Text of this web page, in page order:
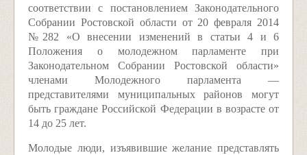
соответствии с постановлением Законодательного
Собрании Ростовской области от 20 февраля 2014
№282 «О внесении изменений в статьи 4 и 6
Положения о молодежном парламенте при
Законодательном Собрании Ростовской области»
членами Молодежного парламента —
представителями муниципальных районов могут
быть граждане Российской Федерации в возрасте от
14 до 25 лет.
Молодые люди, изъявившие желание представлять